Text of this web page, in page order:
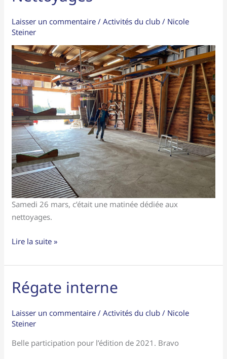
Laisser un commentaire /Activités du club / Nicole
Steiner
Samedi 26 mars, c’était une matinée dédiée aux
nettoyages.
Lire la suite »
Régate interne
Laisser un commentaire /Activités du club / Nicole
Steiner
Belle participation pour l’édition de 2021. Bravo
Régate
interne